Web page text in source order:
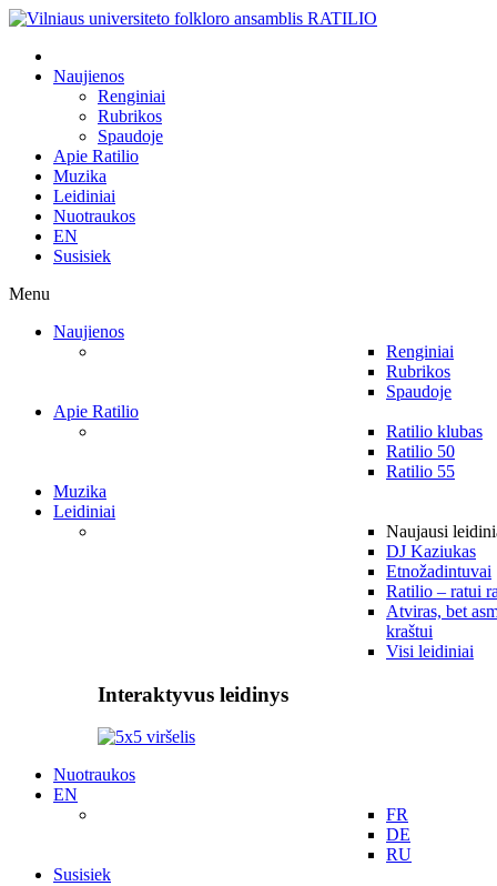
Naujienos
Renginiai
Rubrikos
Spaudoje
Apie Ratilio
Muzika
Leidiniai
Nuotraukos
EN
Susisiek
Menu
Naujienos
Renginiai
Rubrikos
Spaudoje
Apie Ratilio
Ratilio klubas
Ratilio 50
Ratilio 55
Muzika
Leidiniai
Naujausi
DJ Kaziukas
Etnožadintuvai
Ratilio – ratui
Atviras, bet
kraštui
Visi leidiniai
Interaktyvus leidinys
Nuotraukos
EN
FR
DE
RU
Susisiek